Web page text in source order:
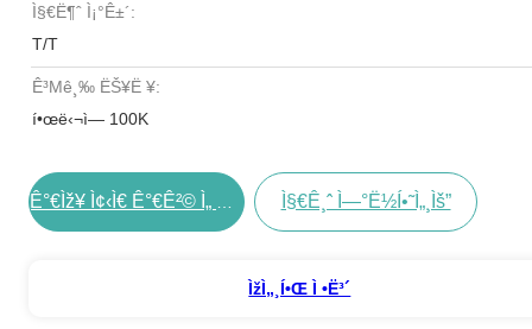
Ì§€ë¶ˆ Ì¡°ê±´:
T/T
Ê³µê¸‰ ËŠ¥ë ¥:
í•œë‹¬ì— 100K
Ì§€ê¸ˆ Ì—°ë½í•˜ì„¸ìš”
Ìžì„¸í•œ Ì •ë³´